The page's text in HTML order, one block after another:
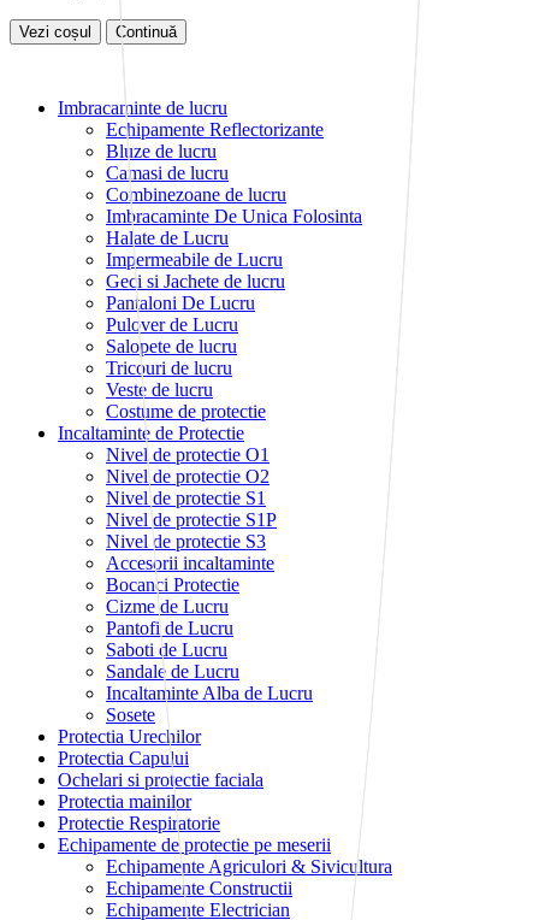
Vezi coșul Continuă
Imbracaminte de lucru
Echipamente Reflectorizante
Bluze de lucru
Camasi de lucru
Combinezoane de lucru
Imbracaminte De Unica Folosinta
Halate de Lucru
Impermeabile de Lucru
Geci si Jachete de lucru
Pantaloni De Lucru
Pulover de Lucru
Salopete de lucru
Tricouri de lucru
Veste de lucru
Costume de protectie
Incaltaminte de Protectie
Nivel de protectie O1
Nivel de protectie O2
Nivel de protectie S1
Nivel de protectie S1P
Nivel de protectie S3
Accesorii incaltaminte
Bocanci Protectie
Cizme de Lucru
Pantofi de Lucru
Saboti de Lucru
Sandale de Lucru
Incaltaminte Alba de Lucru
Sosete
Protectia Urechilor
Protectia Capului
Ochelari si protectie faciala
Protectia mainilor
Protectie Respiratorie
Echipamente de protectie pe meserii
Echipamente Agriculori & Sivicultura
Echipamente Constructii
Echipamente Electrician